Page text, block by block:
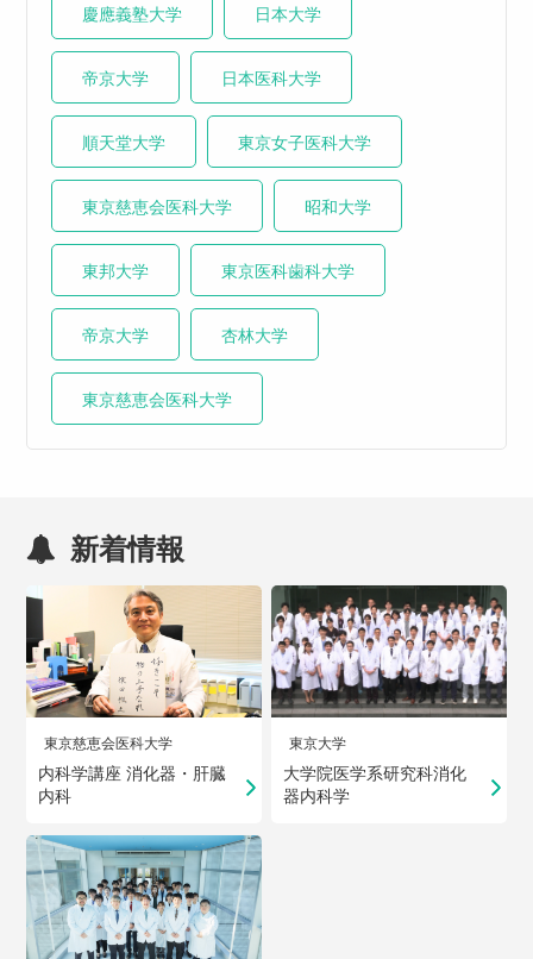
慶應義塾大学 日本大学
帝京大学 日本医科大学
順天堂大学 東京女子医科大学
東京慈恵会医科大学 昭和大学
東邦大学 東京医科歯科大学
帝京大学 杏林大学
東京慈恵会医科大学
新着情報
東京慈恵会医科大学
内科学講座 消化器・肝臓
内科
東京大学
大学院医学系研究科消化
器内科学